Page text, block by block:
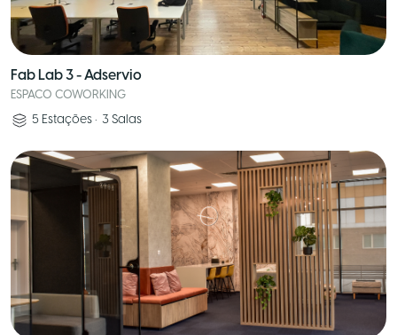
Fab Lab 3 - Adservio
ESPACO COWORKING
5 Estações • 3 Salas